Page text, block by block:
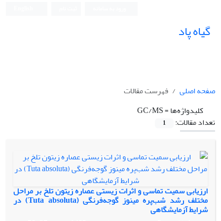
گیاه پاد
صفحه اصلی
فهرست مقالات
کلیدواژه‌ها =GC/MS
تعداد مقالات:
1
ارزیابی سمیت تماسی و اثرات زیستی عصاره زیتون تلخ بر مراحل
مختلف رشد شب‌پره مینوز گوجه‌فرنگی (Tuta absoluta) در
شرایط آزمایشگاهی